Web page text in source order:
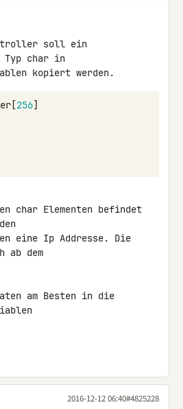
soll ein
Typ char in
[256]
char Elementen befindet
eine Ip Addresse. Die
ab dem
am Besten in die
2016-12-12 06:40#4825228